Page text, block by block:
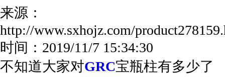
来源：
http://www.sxhojz.com/
时间：2019/11/7 15:34:30
不知道大家对GRC宝瓶柱有多少了